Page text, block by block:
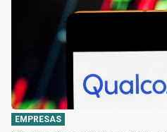
EMPRESAS